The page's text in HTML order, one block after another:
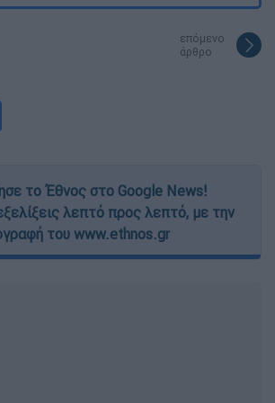
επόμενο
άρθρο
το Έθνος στο Google News!
λεπτό προς λεπτό, με την
του www.ethnos.gr